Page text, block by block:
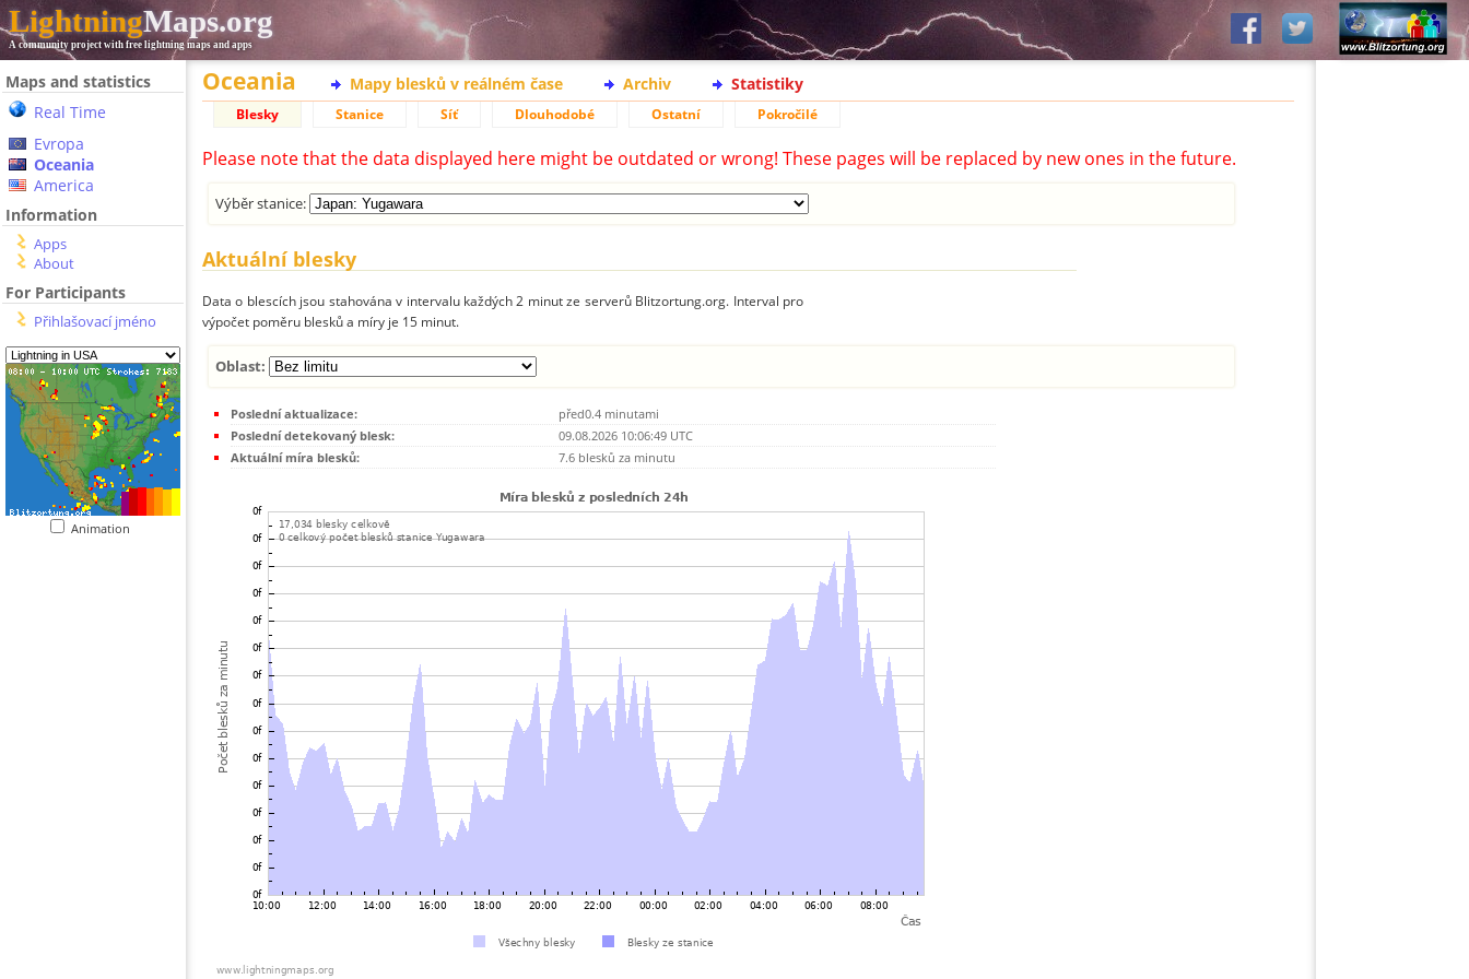
LightningMaps.org
A community project with free lightning maps and apps
Maps and statistics
Real Time
Evropa
Oceania
America
Information
Apps
About
For Participants
Přihlašovací jméno
Animation
Oceania Mapy blesků v reálném čase Archiv Statistiky
Blesky Stanice Síť Dlouhodobé Ostatní Pokročilé
Please note that the data displayed here might be outdated or wrong! These pages will be replaced by new ones in the future.
Výběr stanice:
Aktuální blesky
Data o blescích jsou stahována v intervalu každých 2 minut ze serverů Blitzortung.org. Interval pro
výpočet poměru blesků a míry je 15 minut.
Oblast:
Poslední aktualizace:
před0.4 minutami
Poslední detekovaný blesk:
09.08.2026 10:06:49 UTC
Aktuální míra blesků:
7.6 blesků za minutu